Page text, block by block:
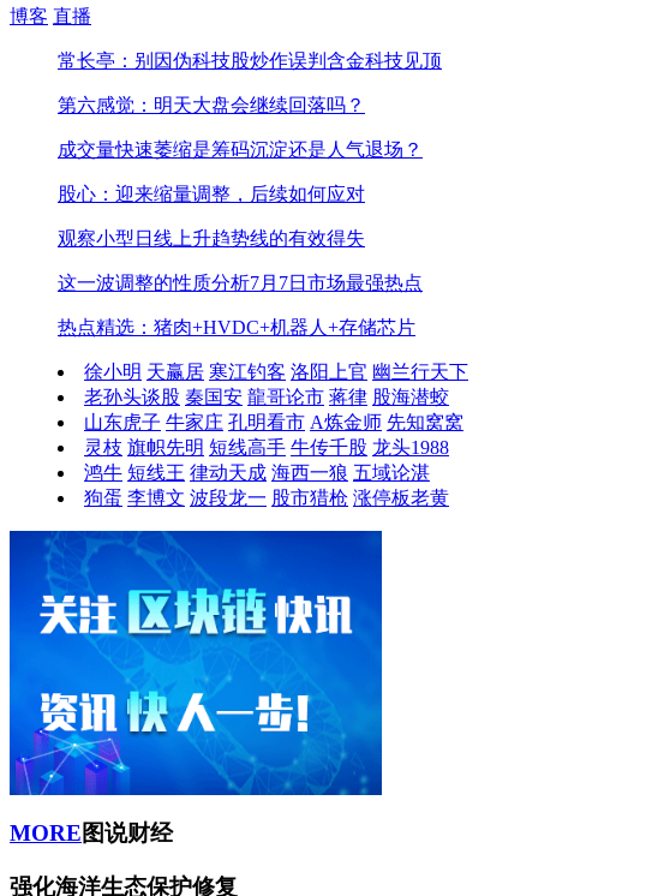
博客 直播
常长亭：别因伪科技股炒作误判含金科技见顶
第六感觉：明天大盘会继续回落吗？
成交量快速萎缩是筹码沉淀还是人气退场？
股心：迎来缩量调整，后续如何应对
观察小型日线上升趋势线的有效得失
这一波调整的性质分析7月7日市场最强热点
热点精选：猪肉+HVDC+机器人+存储芯片
徐小明 天赢居 寒江钓客 洛阳上官 幽兰行天下
老孙头谈股 秦国安 龍哥论市 蒋律 股海潜蛟
山东虎子 牛家庄 孔明看市 A炼金师 先知窝窝
灵枝 旗帜先明 短线高手 牛传千股 龙头1988
鸿牛 短线王 律动天成 海西一狼 五域论湛
狗蛋 李博文 波段龙一 股市猎枪 涨停板老黄
MORE图说财经
强化海洋生态保护修复